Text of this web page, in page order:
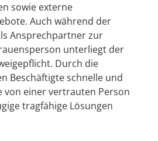
sowie externe
Auch während der
Ansprechpartner zur
unterliegt der
Durch die
Beschäftigte schnelle und
von einer vertrauten Person
tragfähige Lösungen